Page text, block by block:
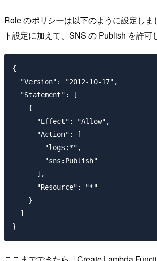
Role のポリシーは以下のように設定しま
ト設定に加えて、SNS の Publish を許可
{
  "Version": "2012-10-17",
  "Statement": [
    {
      "Effect": "Allow",
      "Action": [
        "logs:*",
        "sns:Publish"
      ],
      "Resource": "*"
    }
  ]